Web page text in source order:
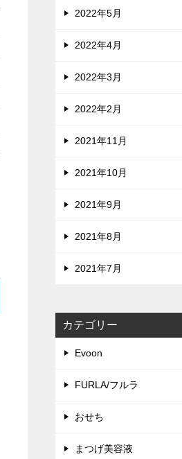
2022年5月
2022年4月
2022年3月
2022年2月
2021年11月
2021年10月
2021年9月
2021年8月
2021年7月
カテゴリー
Evoon
FURLA/フルラ
おせち
まつげ美容液